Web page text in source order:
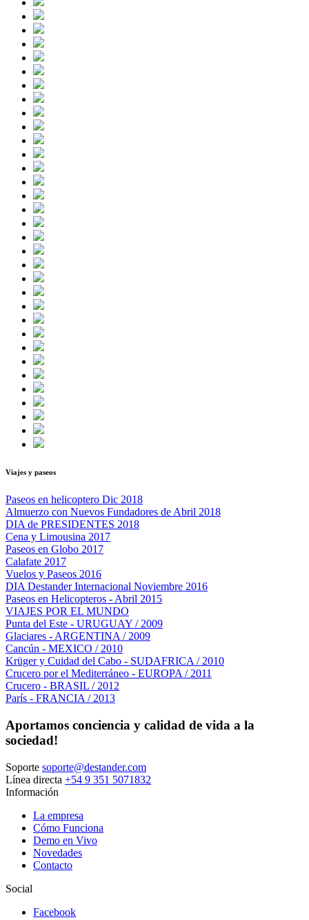
Viajes y paseos
Paseos en helicoptero Dic 2018
Almuerzo con Nuevos Fundadores de Abril 2018
DIA de PRESIDENTES 2018
Cena y Limousina 2017
Paseos en Globo 2017
Calafate 2017
Vuelos y Paseos 2016
DIA Destander Internacional Noviembre 2016
Paseos en Helicopteros - Abril 2015
VIAJES POR EL MUNDO
Punta del Este - URUGUAY / 2009
Glaciares - ARGENTINA / 2009
Cancún - MEXICO / 2010
Krüger y Cuidad del Cabo - SUDAFRICA / 2010
Crucero por el Mediterráneo - EUROPA / 2011
Crucero - BRASIL / 2012
París - FRANCIA / 2013
Aportamos conciencia y calidad de vida a la
sociedad!
Soporte soporte@destander.com
Línea directa +54 9 351 5071832
Información
La empresa
Cómo Funciona
Demo en Vivo
Novedades
Contacto
Social
Facebook